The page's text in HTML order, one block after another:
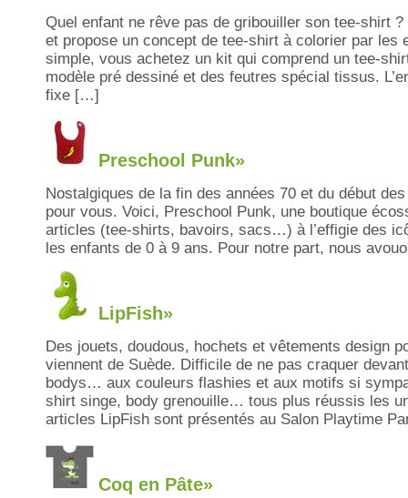
Quel enfant ne rêve pas de gribouiller son tee-shirt ?
et propose un concept de tee-shirt à colorier par les
simple, vous achetez un kit qui comprend un tee-
modèle pré dessiné et des feutres spécial tissus.
fixe […]
Preschool Punk»
Nostalgiques de la fin des années 70 et du début
pour vous. Voici, Preschool Punk, une boutique
articles (tee-shirts, bavoirs, sacs…) à l’effigie des
les enfants de 0 à 9 ans. Pour notre part, nous
LipFish»
Des jouets, doudous, hochets et vêtements design
viennent de Suède. Difficile de ne pas craquer
bodys… aux couleurs flashies et aux motifs si
shirt singe, body grenouille… tous plus réussis les
articles LipFish sont présentés au Salon Playtime
Coq en Pâte»